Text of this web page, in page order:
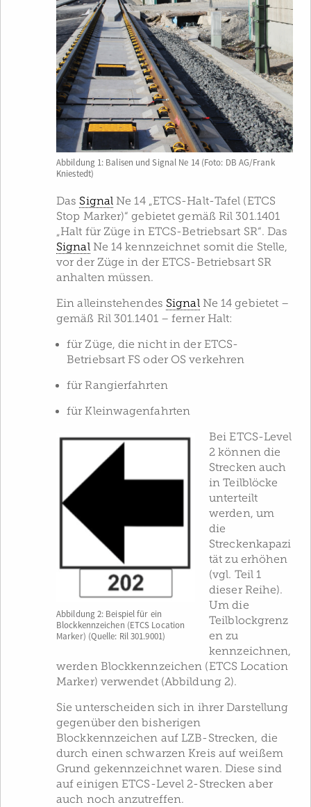
Abbildung 1: Balisen und Signal Ne 14 (Foto: DB AG/Frank
Kniestedt)
Das Signal Ne 14 „ETCS-Halt-Tafel (ETCS
Stop Marker)“ gebietet gemäß Ril 301.1401
„Halt für Züge in ETCS-Betriebsart SR“. Das
SignalNe 14 kennzeichnet somit die Stelle,
vor der Züge in der ETCS-Betriebsart SR
anhalten müssen.
Ein alleinstehendes SignalNe 14 gebietet –
gemäß Ril 301.1401 – ferner Halt:
für Züge, die nicht in der ETCS-
Betriebsart FS oder OS verkehren
für Rangierfahrten
für Kleinwagenfahrten
Abbildung 2: Beispiel für ein
Blockkennzeichen (ETCS Location
Marker) (Quelle: Ril 301.9001)
Bei ETCS-Level
2 können die
Strecken auch
in Teilblöcke
unterteilt
werden, um
die
Streckenkapazi
tät zu erhöhen
(vgl. Teil 1
dieser Reihe).
Um die
Teilblockgrenz
en zu
kennzeichnen,
werden Blockkennzeichen (ETCS Location
Marker) verwendet (Abbildung 2).
Sie unterscheiden sich in ihrer Darstellung
gegenüber den bisherigen
Blockkennzeichen auf LZB-Strecken, die
durch einen schwarzen Kreis auf weißem
Grund gekennzeichnet waren. Diese sind
auf einigen ETCS-Level 2-Strecken aber
auch noch anzutreffen.